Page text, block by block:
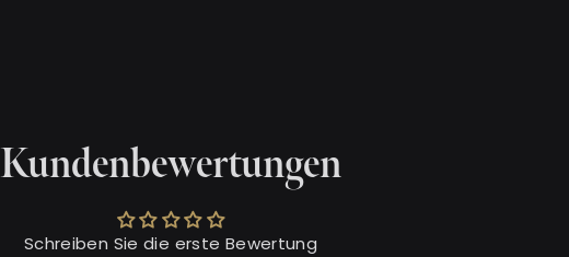
Kundenbewertungen
Schreiben Sie die erste Bewertung